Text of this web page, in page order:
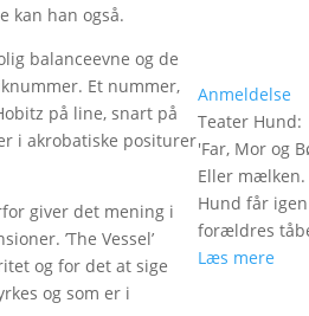
kan han også.
balanceevne og de
Et nummer,
på line, snart på
i akrobatiske positurer
giver det mening i
’The Vessel’
og for det at sige
og som er i
Anmeldelse
Teater Hund:
'Far, Mor og
Eller
Hund får
forældres
Læs mere